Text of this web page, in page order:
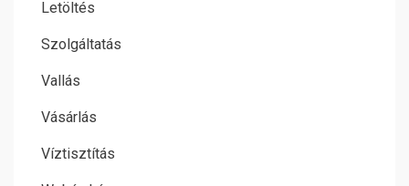
Letöltés
Szolgáltatás
Vallás
Vásárlás
Víztisztítás